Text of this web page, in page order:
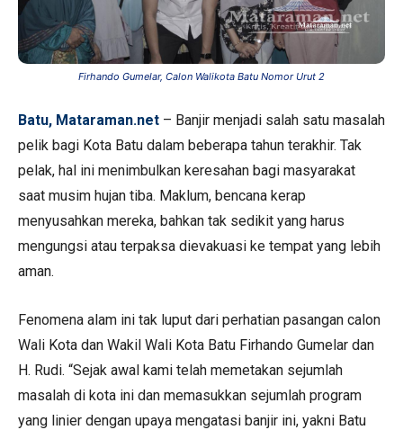
Firhando Gumelar, Calon Walikota Batu Nomor Urut 2
Batu, Mataraman.net – Banjir menjadi salah satu masalah
pelik bagi Kota Batu dalam beberapa tahun terakhir. Tak
pelak, hal ini menimbulkan keresahan bagi masyarakat
saat musim hujan tiba. Maklum, bencana kerap
menyusahkan mereka, bahkan tak sedikit yang harus
mengungsi atau terpaksa dievakuasi ke tempat yang lebih
aman.
Fenomena alam ini tak luput dari perhatian pasangan calon
Wali Kota dan Wakil Wali Kota Batu Firhando Gumelar dan
H. Rudi. “Sejak awal kami telah memetakan sejumlah
masalah di kota ini dan memasukkan sejumlah program
yang linier dengan upaya mengatasi banjir ini, yakni Batu